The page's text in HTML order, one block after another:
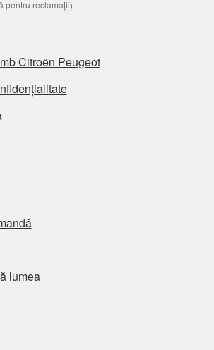
pentru reclamații)
Citroën Peugeot
lumea